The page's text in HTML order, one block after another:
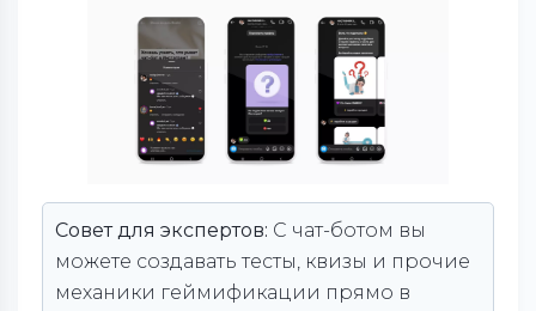
Совет для экспертов: С чат-ботом вы
можете создавать тесты, квизы и прочие
механики геймификации прямо в